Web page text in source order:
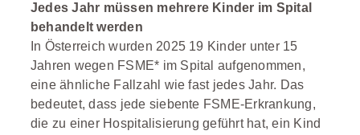
Jedes Jahr müssen mehrere Kinder im Spital
behandelt werden
In Österreich wurden 2025 19 Kinder unter 15
Jahren wegen FSME* im Spital aufgenommen,
eine ähnliche Fallzahl wie fast jedes Jahr. Das
bedeutet, dass jede siebente FSME-Erkrankung,
die zu einer Hospitalisierung geführt hat, ein Kind